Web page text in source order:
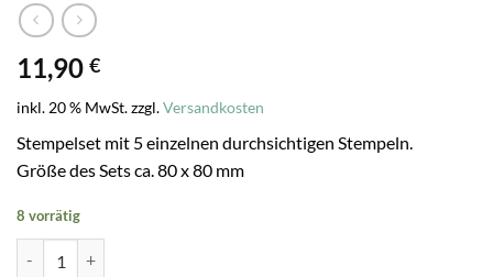
11,90 €
inkl. 20 % MwSt.zzgl.Versandkosten
Stempelset mit 5 einzelnen durchsichtigen Stempeln.
Größe des Sets ca. 80 x 80 mm
8 vorrätig